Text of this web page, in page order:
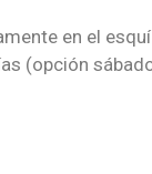
en el
(opción